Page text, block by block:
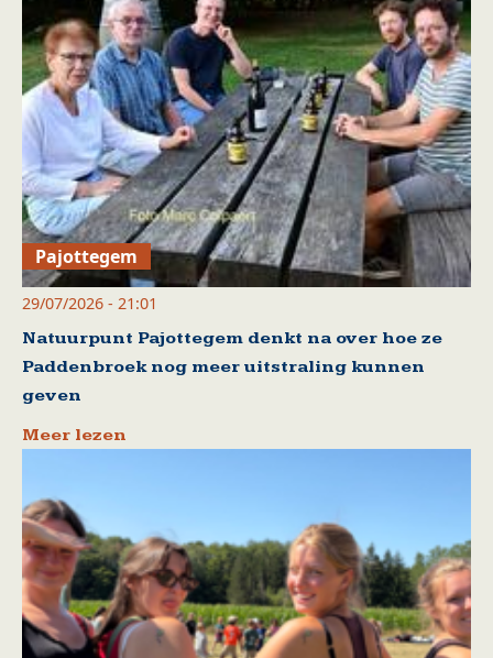
Pajottegem
29/07/2026 - 21:01
Natuurpunt Pajottegem denkt na over hoe ze
Paddenbroek nog meer uitstraling kunnen
geven
Meer lezen